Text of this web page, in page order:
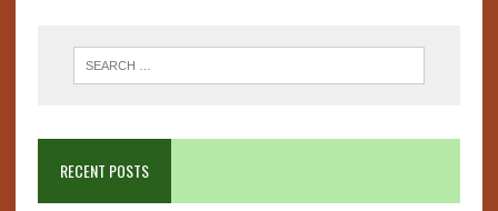
RECENT POSTS